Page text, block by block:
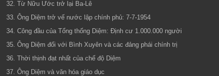
32. Từ Nữu Ước trở lại Ba-Lê
33. Ông Diệm trở vế nước lập chính phủ: 7-7-1954
34. Công đầu của Tổng thống Diệm: Định cư 1.000.000 người
35. Ông Diệm đối với Bình Xuyên và các đảng phái chính trị
36. Thời thịnh đạt nhất của chế độ Diệm
37. Ông Diệm và văn hóa giáo dục